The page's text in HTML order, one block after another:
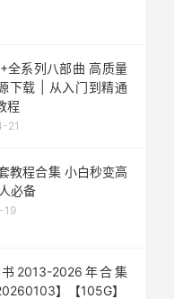
全系列八部曲 高质量
下载 | 从入门到精通
程
21
教程合集 小白秒变高
必备
19
2013-2026年合集
】【105G】